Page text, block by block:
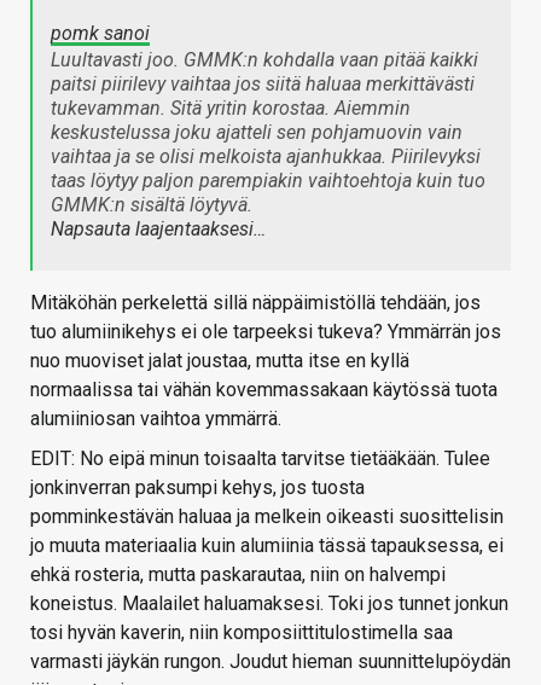
pomk sanoi
Luultavasti joo. GMMK:n kohdalla vaan pitää kaikki
paitsi piirilevy vaihtaa jos siitä haluaa merkittävästi
tukevamman. Sitä yritin korostaa. Aiemmin
keskustelussa joku ajatteli sen pohjamuovin vain
vaihtaa ja se olisi melkoista ajanhukkaa. Piirilevyksi
taas löytyy paljon parempiakin vaihtoehtoja kuin tuo
GMMK:n sisältä löytyvä.
Napsauta laajentaaksesi…
Mitäköhän perkelettä sillä näppäimistöllä tehdään, jos
tuo alumiinikehys ei ole tarpeeksi tukeva? Ymmärrän jos
nuo muoviset jalat joustaa, mutta itse en kyllä
normaalissa tai vähän kovemmassakaan käytössä tuota
alumiiniosan vaihtoa ymmärrä.
EDIT: No eipä minun toisaalta tarvitse tietääkään. Tulee
jonkinverran paksumpi kehys, jos tuosta
pomminkestävän haluaa ja melkein oikeasti suosittelisin
jo muuta materiaalia kuin alumiinia tässä tapauksessa, ei
ehkä rosteria, mutta paskarautaa, niin on halvempi
koneistus. Maalailet haluamaksesi. Toki jos tunnet jonkun
tosi hyvän kaverin, niin komposiittitulostimella saa
varmasti jäykän rungon. Joudut hieman suunnittelupöydän